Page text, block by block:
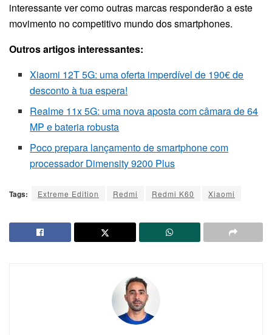
interessante ver como outras marcas responderão a este
movimento no competitivo mundo dos smartphones.
Outros artigos interessantes:
Xiaomi 12T 5G: uma oferta imperdível de 190€ de
desconto à tua espera!
Realme 11x 5G: uma nova aposta com câmara de 64
MP e bateria robusta
Poco prepara lançamento de smartphone com
processador Dimensity 9200 Plus
Tags: Extreme Edition Redmi Redmi K60 Xiaomi